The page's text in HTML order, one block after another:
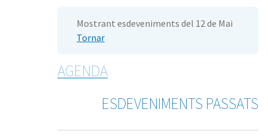
Mostrant esdeveniments del 12 de Mai
Tornar
AGENDA
ESDEVENIMENTS PASSATS